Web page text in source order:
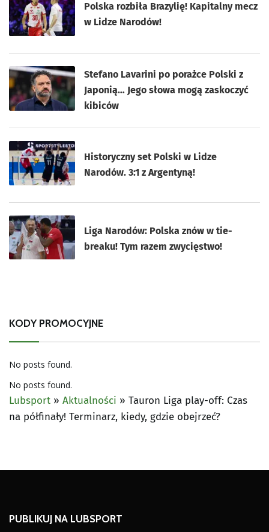
Polska rozbiła Brazylię! Kapitalny mecz
w Lidze Narodów!
Stefano Lavarini po porażce Polski z
Japonią… Jego słowa mogą zaskoczyć
kibiców
Historyczny set Polski w Lidze
Narodów. 3:1 z Argentyną!
Liga Narodów: Polska znów w tie-
breaku! Tym razem zwycięstwo!
KODY PROMOCYJNE
No posts found.
No posts found.
Lubsport » Aktualności » Tauron Liga play-off: Czas
na półfinały! Terminarz, kiedy, gdzie obejrzeć?
PUBLIKUJ NA LUBSPORT